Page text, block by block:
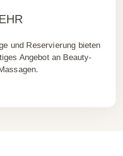
und Reservierung bieten
Angebot an Beauty-